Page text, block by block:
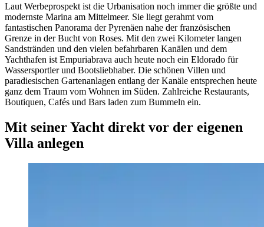
Laut Werbeprospekt ist die Urbanisation noch immer die größte und
modernste Marina am Mittelmeer. Sie liegt gerahmt vom
fantastischen Panorama der Pyrenäen nahe der französischen
Grenze in der Bucht von Roses. Mit den zwei Kilometer langen
Sandstränden und den vielen befahrbaren Kanälen und dem
Yachthafen ist Empuriabrava auch heute noch ein Eldorado für
Wassersportler und Bootsliebhaber. Die schönen Villen und
paradiesischen Gartenanlagen entlang der Kanäle entsprechen heute
ganz dem Traum vom Wohnen im Süden. Zahlreiche Restaurants,
Boutiquen, Cafés und Bars laden zum Bummeln ein.
Mit seiner Yacht direkt vor der eigenen
Villa anlegen